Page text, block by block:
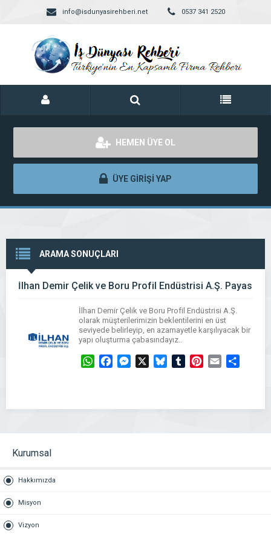
info@isdunyasirehberi.net 0537 341 2520
HEMEN ÜYE OL
ÜYE GİRİŞİ YAP
ARAMA SONUÇLARI
İlhan Demir Çelik ve Boru Profil Endüstrisi A.Ş. Payas
İlhan Demir Çelik ve Boru Profil Endüstrisi A.Ş.
olarak müşterilerimizin beklentilerini en üst
seviyede belirleyip, en azamayetle karşılıyacak bir
yapı oluşturma çabasındayız..
WhatsAppFacebookMessengerBlueskyTumblrPinterest
Email
Kurumsal
Hakkımızda
Misyon
Vizyon